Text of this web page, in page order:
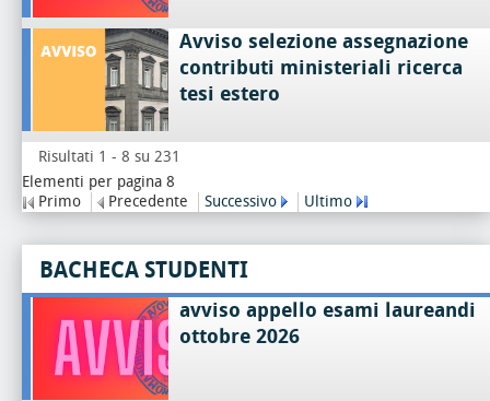
Avviso selezione assegnazione
contributi ministeriali ricerca
tesi estero
Risultati 1 - 8 su 231
Elementi per pagina 8
Primo
Precedente Successivo Ultimo
BACHECA STUDENTI
avviso appello esami laureandi
ottobre 2026